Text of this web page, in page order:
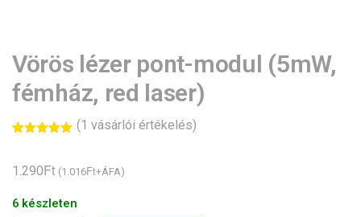
Vörös lézer pont-modul (5mW,
fémház, red laser)
ből,
értékelés
(1 vásárlói értékelés)
1.290Ft (1.016Ft+ÁFA)
6 készleten